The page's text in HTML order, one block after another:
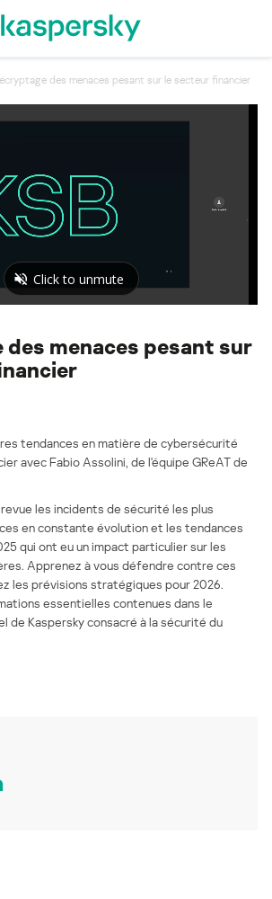
des menaces pesant sur le secteur financier
menaces pesant sur
tendances en matière de cybersécurité
avec Fabio Assolini, de l'équipe GReAT de
les incidents de sécurité les plus
en constante évolution et les tendances
qui ont eu un impact particulier sur les
Apprenez à vous défendre contre ces
les prévisions stratégiques pour 2026.
essentielles contenues dans le
de Kaspersky consacré à la sécurité du